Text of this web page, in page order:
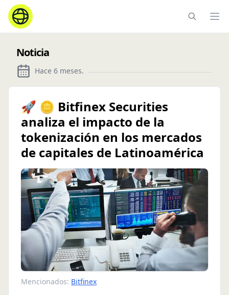
Noticia
Hace 6 meses.
🚀 🪙 Bitfinex Securities
analiza el impacto de la
tokenización en los mercados
de capitales de Latinoamérica
Mencionados: Bitfinex